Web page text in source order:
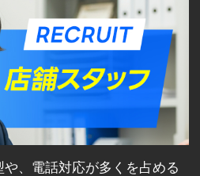
、電話対応が多くを占める